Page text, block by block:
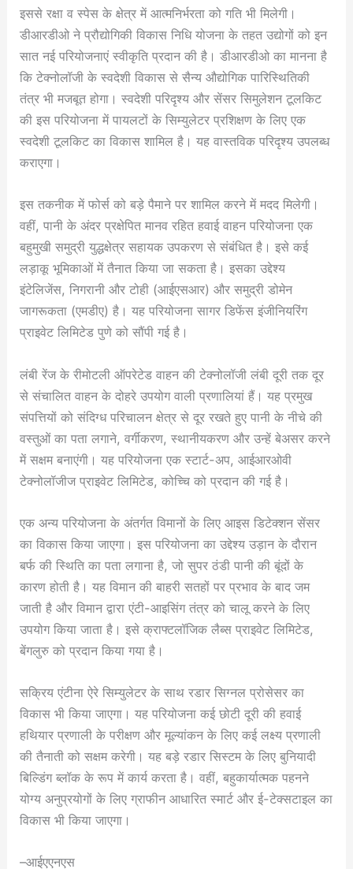
इससे रक्षा व स्पेस के क्षेत्र में आत्मनिर्भरता को गति भी मिलेगी।
डीआरडीओ ने प्रौद्योगिकी विकास निधि योजना के तहत उद्योगों को इन
सात नई परियोजनाएं स्वीकृति प्रदान की है। डीआरडीओ का मानना है
कि टेक्नोलॉजी के स्वदेशी विकास से सैन्य औद्योगिक पारिस्थितिकी
तंत्र भी मजबूत होगा। स्वदेशी परिदृश्य और सेंसर सिमुलेशन टूलकिट
की इस परियोजना में पायलटों के सिम्युलेटर प्रशिक्षण के लिए एक
स्वदेशी टूलकिट का विकास शामिल है। यह वास्तविक परिदृश्य उपलब्ध
कराएगा।
इस तकनीक में फोर्स को बड़े पैमाने पर शामिल करने में मदद मिलेगी।
वहीं, पानी के अंदर प्रक्षेपित मानव रहित हवाई वाहन परियोजना एक
बहुमुखी समुद्री युद्धक्षेत्र सहायक उपकरण से संबंधित है। इसे कई
लड़ाकू भूमिकाओं में तैनात किया जा सकता है। इसका उद्देश्य
इंटेलिजेंस, निगरानी और टोही (आईएसआर) और समुद्री डोमेन
जागरूकता (एमडीए) है। यह परियोजना सागर डिफेंस इंजीनियरिंग
प्राइवेट लिमिटेड पुणे को सौंपी गई है।
लंबी रेंज के रीमोटली ऑपरेटेड वाहन की टेक्नोलॉजी लंबी दूरी तक दूर
से संचालित वाहन के दोहरे उपयोग वाली प्रणालियां हैं। यह प्रमुख
संपत्तियों को संदिग्ध परिचालन क्षेत्र से दूर रखते हुए पानी के नीचे की
वस्तुओं का पता लगाने, वर्गीकरण, स्थानीयकरण और उन्हें बेअसर करने
में सक्षम बनाएंगी। यह परियोजना एक स्टार्ट-अप, आईआरओवी
टेक्नोलॉजीज प्राइवेट लिमिटेड, कोच्चि को प्रदान की गई है।
एक अन्य परियोजना के अंतर्गत विमानों के लिए आइस डिटेक्शन सेंसर
का विकास किया जाएगा। इस परियोजना का उद्देश्य उड़ान के दौरान
बर्फ की स्थिति का पता लगाना है, जो सुपर ठंडी पानी की बूंदों के
कारण होती है। यह विमान की बाहरी सतहों पर प्रभाव के बाद जम
जाती है और विमान द्वारा एंटी-आइसिंग तंत्र को चालू करने के लिए
उपयोग किया जाता है। इसे क्राफ्टलॉजिक लैब्स प्राइवेट लिमिटेड,
बेंगलुरु को प्रदान किया गया है।
सक्रिय एंटीना ऐरे सिम्युलेटर के साथ रडार सिग्नल प्रोसेसर का
विकास भी किया जाएगा। यह परियोजना कई छोटी दूरी की हवाई
हथियार प्रणाली के परीक्षण और मूल्यांकन के लिए कई लक्ष्य प्रणाली
की तैनाती को सक्षम करेगी। यह बड़े रडार सिस्टम के लिए बुनियादी
बिल्डिंग ब्लॉक के रूप में कार्य करता है। वहीं, बहुकार्यात्मक पहनने
योग्य अनुप्रयोगों के लिए ग्राफीन आधारित स्मार्ट और ई-टेक्सटाइल का
विकास भी किया जाएगा।
–आईएएनएस